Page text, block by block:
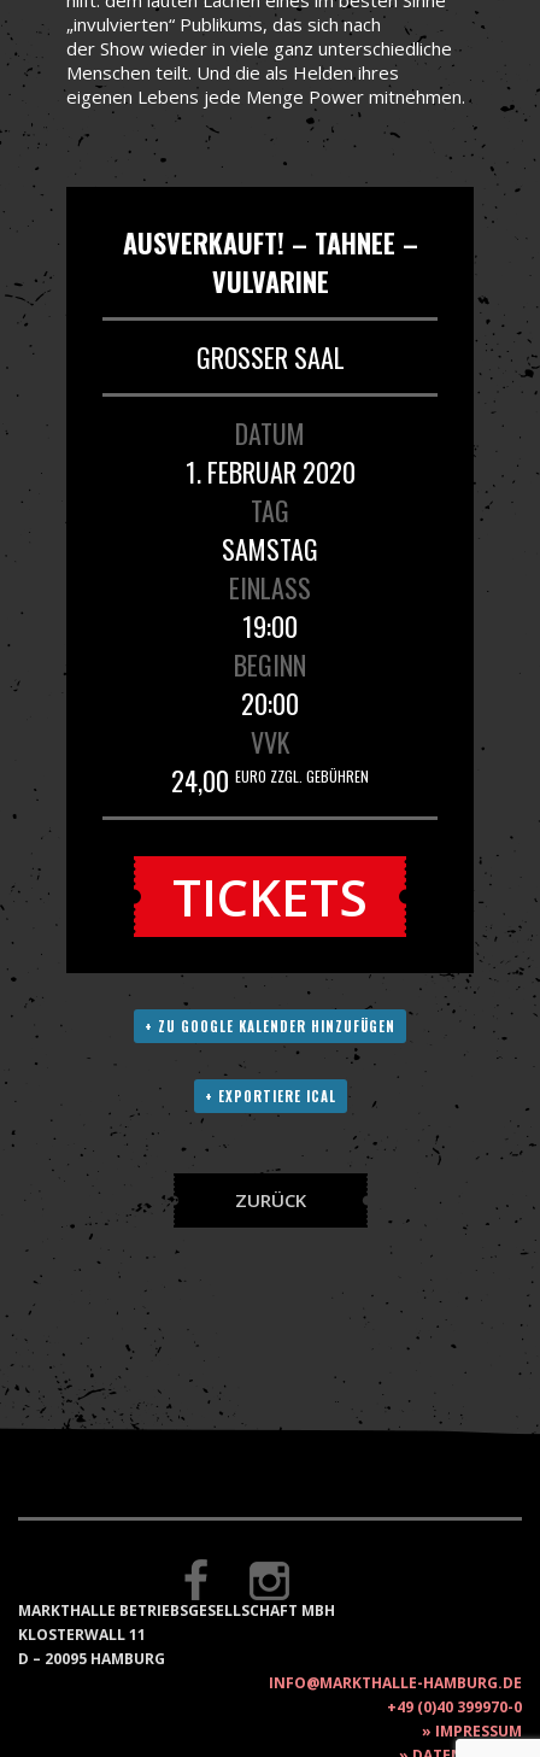
„invulvierten“ Publikums, das sich nach
der Show wieder in viele ganz unterschiedliche
Menschen teilt. Und die als Helden ihres
eigenen Lebens jede Menge Power mitnehmen.
AUSVERKAUFT! – TAHNEE –
VULVARINE
GROSSER SAAL
DATUM
1. FEBRUAR 2020
TAG
SAMSTAG
EINLASS
19:00
BEGINN
20:00
VVK
24,00 EURO ZZGL. GEBÜHREN
TICKETS
+ ZU GOOGLE KALENDER HINZUFÜGEN
+ EXPORTIERE ICAL
ZURÜCK
MARKTHALLE BETRIEBSGESELLSCHAFT MBH
KLOSTERWALL 11
D – 20095 HAMBURG
INFO@MARKTHALLE-HAMBURG.DE
+49 (0)40 399970-0
IMPRESSUM